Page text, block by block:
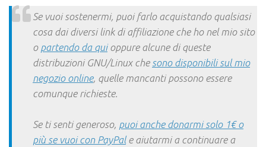
Se vuoi sostenermi, puoi farlo acquistando qualsiasi
cosa dai diversi link di affiliazione che ho nel mio sito
o partendo da quioppure alcune di queste
distribuzioni GNU/Linux che sono disponibili sul mio
negozio online, quelle mancanti possono essere
comunque richieste.
Se ti senti generoso, puoi anche donarmi solo 1€ o
più se vuoi con PayPale aiutarmi a continuare a